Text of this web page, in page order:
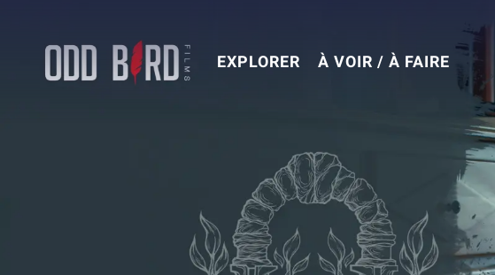
contenu
principal
EXPLORER À VOIR / À FAIRE